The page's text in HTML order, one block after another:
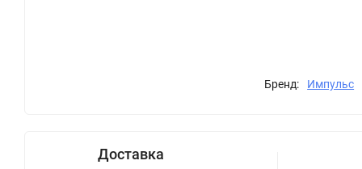
Бренд: Импульс
Доставка